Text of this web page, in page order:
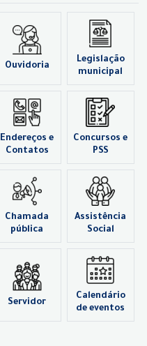
Ouvidoria
Legislação
municipal
Endereços e
Contatos
Concursos e
PSS
Chamada
pública
Assistência
Social
Servidor
Calendário
de eventos